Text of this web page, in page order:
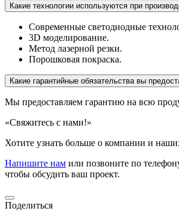
Какие технологии используются при
Современные светодиодные
3D моделирование.
Метод лазерной резки.
Порошковая покраска.
Какие гарантийные обязательства вы
Мы предоставляем гарантию на всю
«Свяжитесь с нами!»
Хотите узнать больше о компании и
Напишите нам или позвоните по
чтобы обсудить ваш проект.
Поделиться